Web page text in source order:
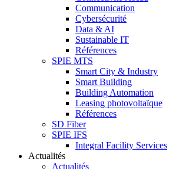
Communication
Cybersécurité
Data & AI
Sustainable IT
Références
SPIE MTS
Smart City & Industry
Smart Building
Building Automation
Leasing photovoltaïque
Références
SD Fiber
SPIE IFS
Integral Facility Services
Actualités
Actualités